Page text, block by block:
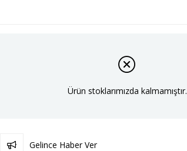
Ürün stoklarımızda kalmamıştır.
Gelince Haber Ver